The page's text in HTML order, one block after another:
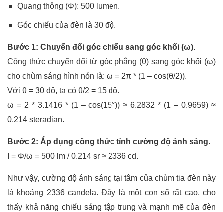
Quang thông (Φ): 500 lumen.
Góc chiếu của đèn là 30 độ.
Bước 1: Chuyển đổi góc chiếu sang góc khối (ω).
Công thức chuyển đổi từ góc phẳng (θ) sang góc khối (ω)
cho chùm sáng hình nón là: ω = 2π * (1 – cos(θ/2)).
Với θ = 30 độ, ta có θ/2 = 15 độ.
ω = 2 * 3.1416 * (1 – cos(15°)) ≈ 6.2832 * (1 – 0.9659) ≈
0.214 steradian.
Bước 2: Áp dụng công thức tính cường độ ánh sáng.
I = Φ/ω = 500 lm / 0.214 sr ≈ 2336 cd.
Như vậy, cường độ ánh sáng tại tâm của chùm tia đèn này
là khoảng 2336 candela. Đây là một con số rất cao, cho
thấy khả năng chiếu sáng tập trung và mạnh mẽ của đèn